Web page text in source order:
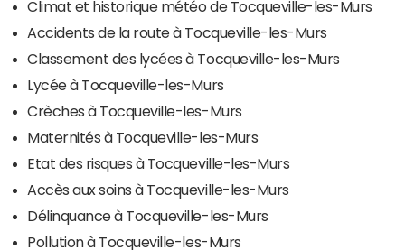
Climat et historique météo de Tocqueville-les-Murs
Accidents de la route à Tocqueville-les-Murs
Classement des lycées à Tocqueville-les-Murs
Lycée à Tocqueville-les-Murs
Crèches à Tocqueville-les-Murs
Maternités à Tocqueville-les-Murs
Etat des risques à Tocqueville-les-Murs
Accès aux soins à Tocqueville-les-Murs
Délinquance à Tocqueville-les-Murs
Pollution à Tocqueville-les-Murs